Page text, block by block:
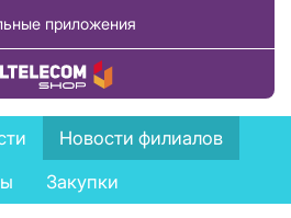
приложения
товар
Новости филиалов
Закупки